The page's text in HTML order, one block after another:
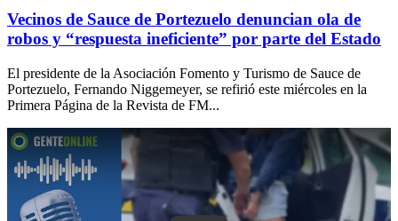
Vecinos de Sauce de Portezuelo denuncian ola de
robos y “respuesta ineficiente” por parte del Estado
El presidente de la Asociación Fomento y Turismo de Sauce de
Portezuelo, Fernando Niggemeyer, se refirió este miércoles en la
Primera Página de la Revista de FM...